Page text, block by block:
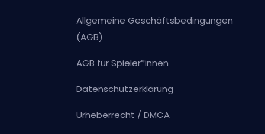
Allgemeine Geschäftsbedingungen
(AGB)
AGB für Spieler*innen
Datenschutzerklärung
Urheberrecht / DMCA